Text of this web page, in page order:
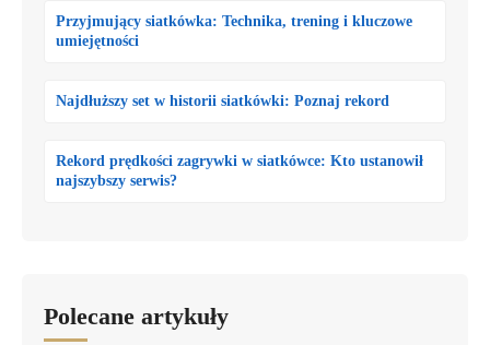
Przyjmujący siatkówka: Technika, trening i kluczowe
umiejętności
Najdłuższy set w historii siatkówki: Poznaj rekord
Rekord prędkości zagrywki w siatkówce: Kto ustanowił
najszybszy serwis?
Polecane artykuły